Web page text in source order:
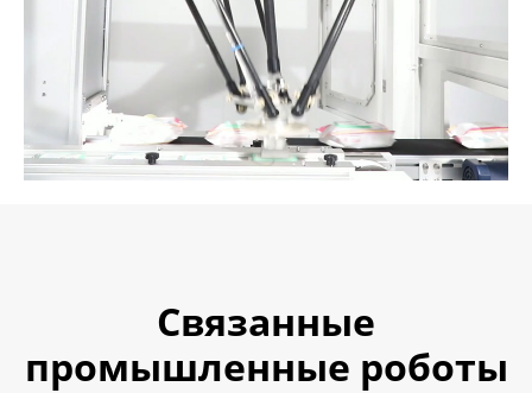
Связанные
промышленные роботы